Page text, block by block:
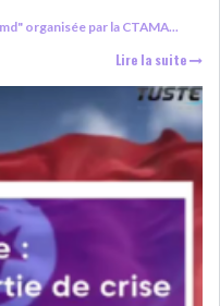
AUDIOVISUEL
LOGISTIQUE ET
TRANSPORT
TOURSIME
organisée par la CTAMA...
Lire la suite